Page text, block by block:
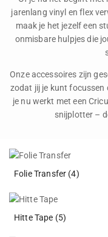
jarenlang vinyl en flex
maak je het jezelf een
onmisbare hulpjes die
Onze accessoires zijn
zodat jij je kunt focussen
je nu werkt met een
snijplotter –
Folie Transfer (4)
Hitte Tape (5)